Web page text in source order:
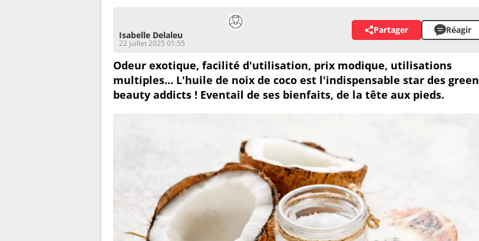
Isabelle Delaleu
22 juillet 2025 01:55
Partager Réagir
Odeur exotique, facilité d'utilisation, prix modique, utilisations
multiples… L'huile de noix de coco est l'indispensable star des green
beauty addicts ! Eventail de ses bienfaits, de la tête aux pieds.